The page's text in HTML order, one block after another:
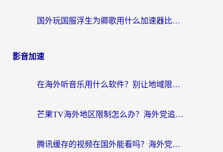
国外玩国服浮生为卿歌用什么加速器比较好？海外党亲测不踩坑指南
影音加速
在海外听音乐用什么软件？别让地域限制断了你的华语歌单
芒果TV海外地区限制怎么办？海外党追剧看片的实用加速器选择指南
腾讯缓存的视频在国外能看吗？海外党追剧看片的终极解决方案